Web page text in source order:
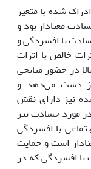
شده با متغیر
معنادار بود و
با افسردگی و
خالص با اثرات
در حضور میانجی
دست می‌دهد و
نیز دارای نقش
مورد حسادت نیز
با افسردگی
است و حمایت
افسردگی که در